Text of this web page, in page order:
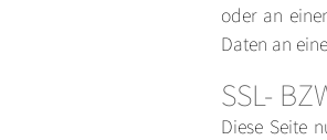
oder an
Daten an
SSL-
Diese Seite